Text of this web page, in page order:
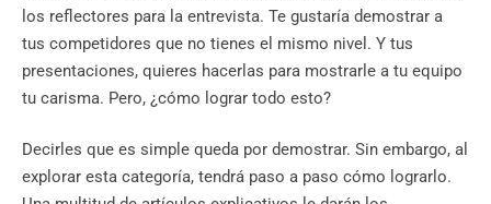
los reflectores para la entrevista. Te gustaría demostrar a
tus competidores que no tienes el mismo nivel. Y tus
presentaciones, quieres hacerlas para mostrarle a tu equipo
tu carisma. Pero, ¿cómo lograr todo esto?
Decirles que es simple queda por demostrar. Sin embargo, al
explorar esta categoría, tendrá paso a paso cómo lograrlo.